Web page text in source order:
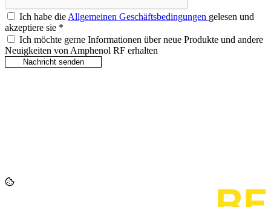
Ich habe die Allgemeinen Geschäftsbedingungen gelesen und
akzeptiere sie *
Ich möchte gerne Informationen über neue Produkte und andere
Neuigkeiten von Amphenol RF erhalten